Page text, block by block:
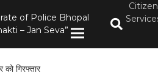
of Police Bhopal
– Jan Seva”
Citizen
को गिरफ्तार